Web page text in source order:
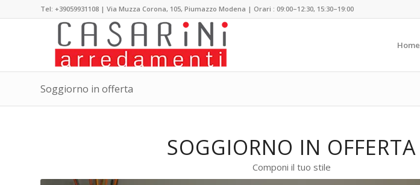
Tel: +39059931108 | Via Muzza Corona, 105, Piumazzo Modena | Orari : 09:00–12:30, 15:30–19:00
Home
Soggiorno in offerta
SOGGIORNO IN OFFERTA
Componi il tuo stile